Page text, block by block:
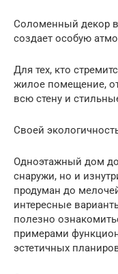
Соломенный декор
создает особую
Для тех, кто
жилое помещение,
всю стену и
Своей
Одноэтажный дом
снаружи, но и
продуман до
интересные
полезно
примерами
эстетичных